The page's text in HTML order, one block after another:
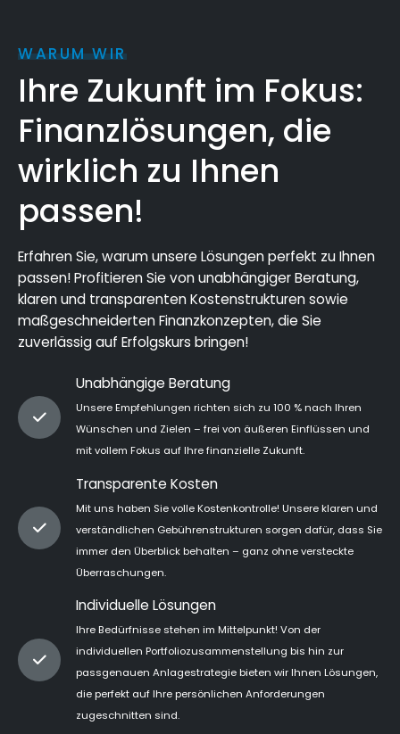
WARUM WIR
Ihre Zukunft im Fokus:
Finanzlösungen, die
wirklich zu Ihnen
passen!
Erfahren Sie, warum unsere Lösungen perfekt zu Ihnen
passen! Profitieren Sie von unabhängiger Beratung,
klaren und transparenten Kostenstrukturen sowie
maßgeschneiderten Finanzkonzepten, die Sie
zuverlässig auf Erfolgskurs bringen!
Unabhängige Beratung
Unsere Empfehlungen richten sich zu 100 % nach Ihren
Wünschen und Zielen – frei von äußeren Einflüssen und
mit vollem Fokus auf Ihre finanzielle Zukunft.
Transparente Kosten
Mit uns haben Sie volle Kostenkontrolle! Unsere klaren und
verständlichen Gebührenstrukturen sorgen dafür, dass Sie
immer den Überblick behalten – ganz ohne versteckte
Überraschungen.
Individuelle Lösungen
Ihre Bedürfnisse stehen im Mittelpunkt! Von der
individuellen Portfoliozusammenstellung bis hin zur
passgenauen Anlagestrategie bieten wir Ihnen Lösungen,
die perfekt auf Ihre persönlichen Anforderungen
zugeschnitten sind.